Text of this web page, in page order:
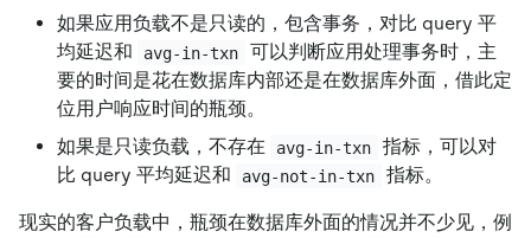
如果应用负载不是只读的，包含事务，对比 query 平
均延迟和
avg-in-txn
可以判断应用处理事务时，主
要的时间是花在数据库内部还是在数据库外面，借此定
位用户响应时间的瓶颈。
如果是只读负载，不存在
avg-in-txn
指标，可以对
比 query 平均延迟和
avg-not-in-txn 指标。
现实的客户负载中，瓶颈在数据库外面的情况并不少见，例